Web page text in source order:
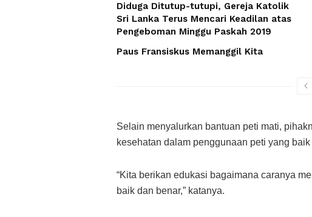
Diduga Ditutup-tutupi, Gereja Katolik
Sri Lanka Terus Mencari Keadilan atas
Pengeboman Minggu Paskah 2019
Paus Fransiskus Memanggil Kita
Selain menyalurkan bantuan peti mati,
kesehatan dalam penggunaan peti yang baik
“Kita berikan edukasi bagaimana caranya
baik dan benar,” katanya.